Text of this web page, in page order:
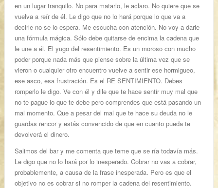
en un lugar tranquilo. No para matarlo, le aclaro. No quiere que se
vuelva a reír de él. Le digo que no lo hará porque lo que va a
decirle no se lo espera. Me escucha con atención. No voy a darle
una fórmula mágica. Sólo debe quitarse de encima la cadena que
le une a él. El yugo del resentimiento. Es un moroso con mucho
poder porque nada más que piense sobre la última vez que se
vieron o cualquier otro encuentro vuelve a sentir ese hormigueo,
ese asco, esa frustración. Es el RE SENTIMIENTO. Debes
romperlo le digo. Ve con él y dile que te hace sentir muy mal que
no te pague lo que te debe pero comprendes que está pasando un
mal momento. Que a pesar del mal que te hace su deuda no le
guardas rencor y estás convencido de que en cuanto pueda te
devolverá el dinero.
Salimos del bar y me comenta que teme que se ría todavía más.
Le digo que no lo hará por lo inesperado. Cobrar no vas a cobrar,
probablemente, a causa de la frase inesperada. Pero es que el
objetivo no es cobrar si no romper la cadena del resentimiento.